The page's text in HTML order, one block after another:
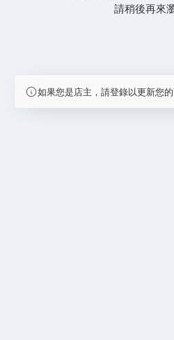
請稍後再來
如果您是店主，請登錄以更新您的